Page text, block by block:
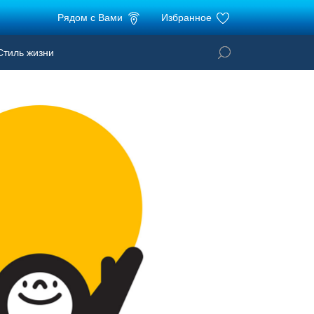
Рядом с Вами Избранное
жизни